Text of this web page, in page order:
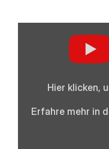
Hier klicken,
Erfahre mehr in